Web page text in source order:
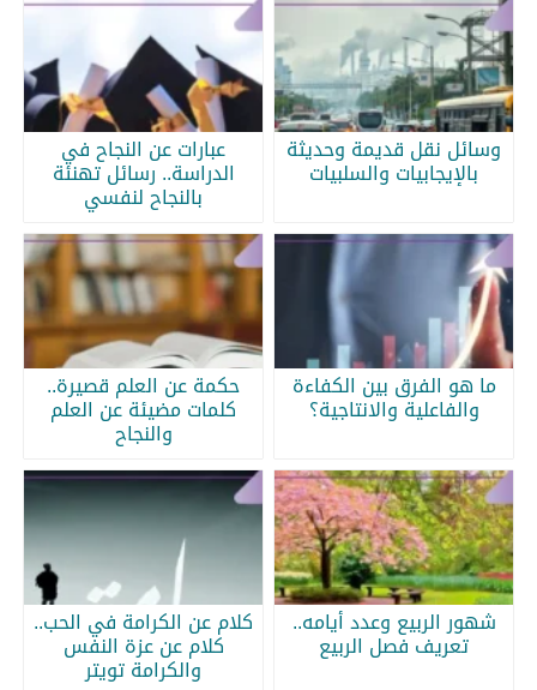
وسائل نقل قديمة وحديثة
بالإيجابيات والسلبيات
عبارات عن النجاح في
الدراسة.. رسائل تهنئة
بالنجاح لنفسي
ما هو الفرق بين الكفاءة
والفاعلية والانتاجية؟
حكمة عن العلم قصيرة..
كلمات مضيئة عن العلم
والنجاح
شهور الربيع وعدد أيامه..
تعريف فصل الربيع
كلام عن الكرامة في الحب..
كلام عن عزة النفس
والكرامة تويتر